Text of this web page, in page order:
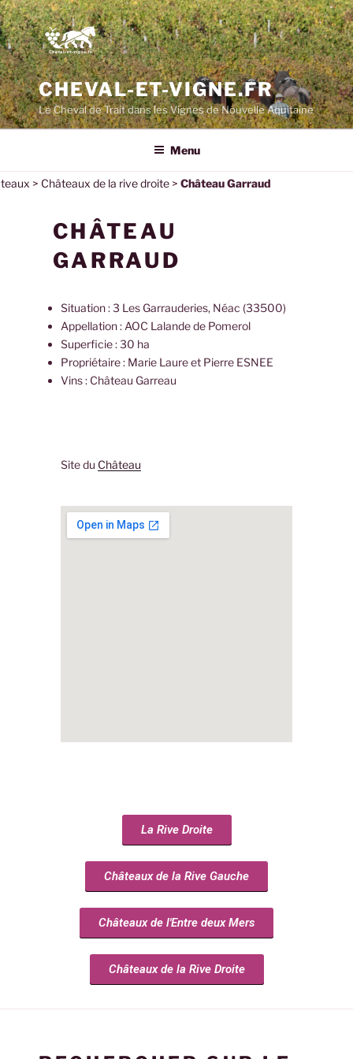
CHEVAL-ET-VIGNE.FR
Le Cheval de Trait dans les Vignes de Nouvelle Aquitaine
Menu
> Châteaux de la rive droite> Château Garraud
CHÂTEAU
GARRAUD
Situation : 3 Les Garrauderies, Néac (33500)
Appellation : AOC Lalande de Pomerol
Superficie : 30 ha
Propriétaire : Marie Laure et Pierre ESNEE
Vins : Château Garreau
Site du Château
La Rive Droite
Châteaux de la Rive Gauche
Châteaux de l'Entre deux Mers
Châteaux de la Rive Droite